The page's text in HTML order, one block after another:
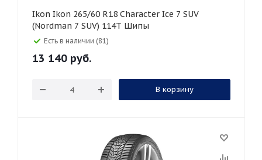
Ikon Ikon 265/60 R18 Character Ice 7 SUV
(Nordman 7 SUV) 114T Шипы
Есть в наличии (81)
13 140 руб.
В корзину